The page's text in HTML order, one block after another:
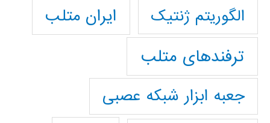
الگوریتم ژنتیک
ایران متلب
ترفندهای متلب
جعبه ابزار شبکه عصبی